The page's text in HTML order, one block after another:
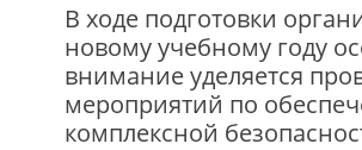
В ходе подготовки
новому учебному году
внимание уделяется
мероприятий по
комплексной